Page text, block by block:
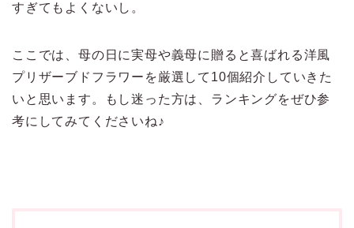
すぎてもよくないし。
ここでは、母の日に実母や義母に贈ると喜ばれる洋風
プリザーブドフラワーを厳選して10個紹介していきた
いと思います。もし迷った方は、ランキングをぜひ参
考にしてみてくださいね♪